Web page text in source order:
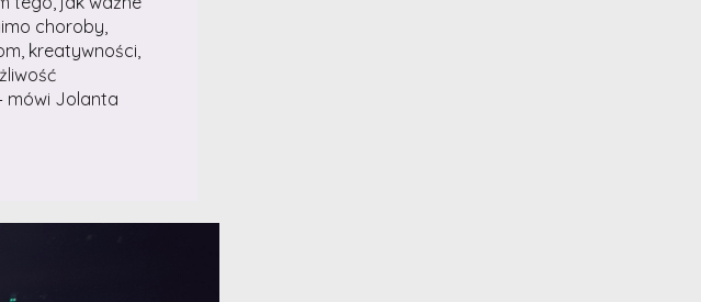
choroby,
kreatywności,
mówi Jolanta